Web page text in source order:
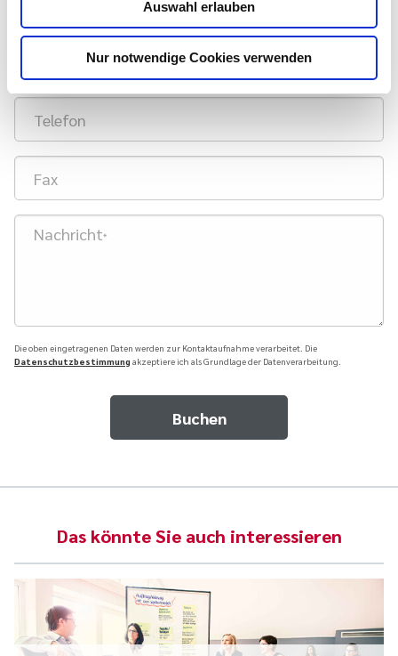
Auswahl erlauben
Nur notwendige Cookies verwenden
Telefon
Fax
Nachricht*
Die oben eingetragenen Daten werden zur Kontaktaufnahme verarbeitet. Die
Datenschutzbestimmung akzeptiere ich als Grundlage der Datenverarbeitung.
Buchen
Das könnte Sie auch interessieren